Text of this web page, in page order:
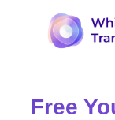
Free